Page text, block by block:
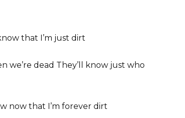
that I’m just dirt
we’re dead They’ll know just who
now that I’m forever dirt